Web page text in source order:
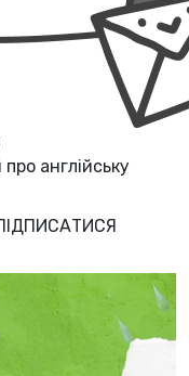
про англійську